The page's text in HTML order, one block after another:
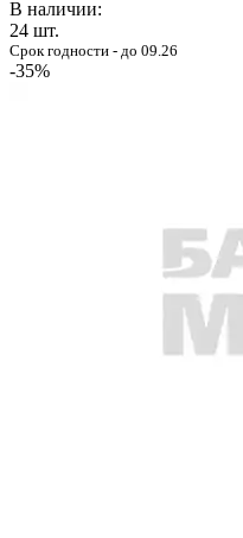
В наличии:
24 шт.
Срок годности - до 09.26
-35%